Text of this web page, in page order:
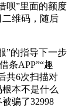
呗”里面的额度
维码，随后
的指导下一步
条APP”“趣
共6次扫描对
本不是什么
骗了32998